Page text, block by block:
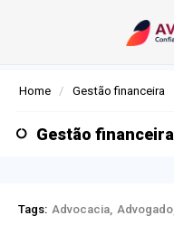
Home Gestão financeira
Gestão financeira
Tags: Advocacia Advogado